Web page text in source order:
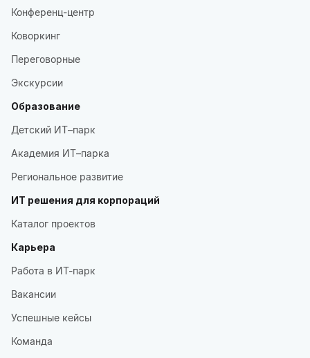
Конференц-центр
Коворкинг
Переговорные
Экскурсии
Образование
Детский ИТ–парк
Академия ИТ–парка
Региональное развитие
ИТ решения для корпораций
Каталог проектов
Карьера
Работа в ИТ-парк
Вакансии
Успешные кейсы
Команда